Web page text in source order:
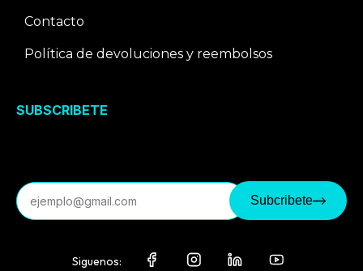
Contacto
Política de devoluciones y reembolsos
SUBSCRIBETE
Subcribete
Siguenos: